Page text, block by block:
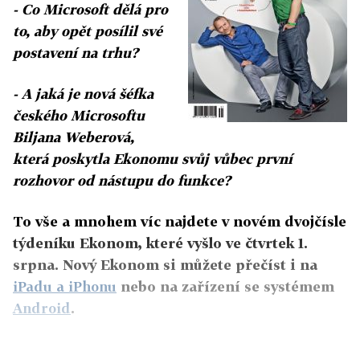
- Co Microsoft dělá pro
to, aby opět posílil své
postavení na trhu?
- A jaká je nová šéfka
českého Microsoftu
Biljana Weberová,
která poskytla Ekonomu svůj vůbec první
rozhovor od nástupu do funkce?
To vše a mnohem víc najdete v novém dvojčísle
týdeníku Ekonom, které vyšlo ve čtvrtek 1.
srpna. Nový Ekonom si můžete přečíst i na
iPadu a iPhonu nebo na zařízení se systémem
Android .